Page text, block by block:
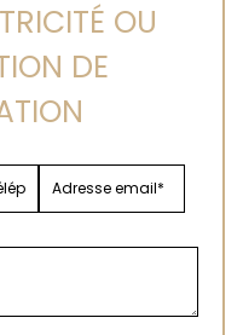
OU
DE